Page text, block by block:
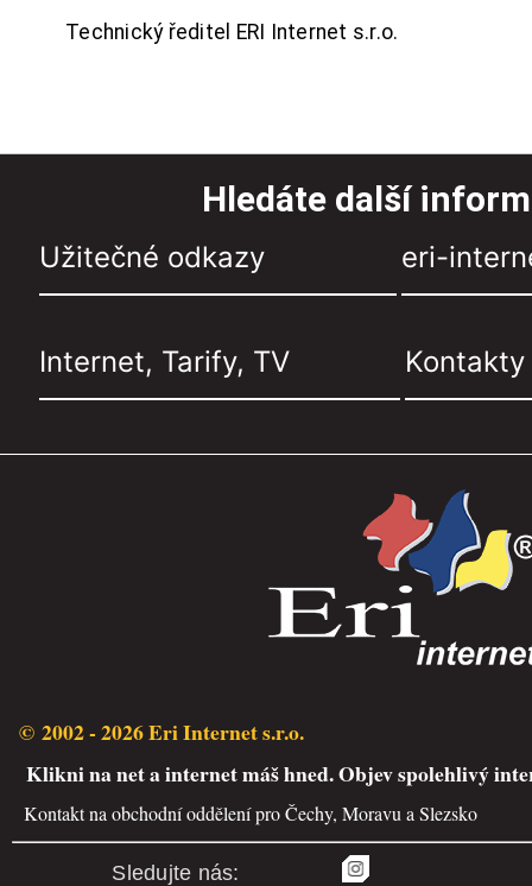
Technický ředitel ERI Internet s.r.o.
Hledáte další
Užitečné odkazy eri-
Internet, Tarify, TV Kontakty
© 2002 - 2026 Eri Internet s.r.o.
Klikni na net a internet máš hned. Objev spolehlivý
Kontakt na obchodní oddělení pro Čechy, Moravu a Slezsko
Sledujte nás: